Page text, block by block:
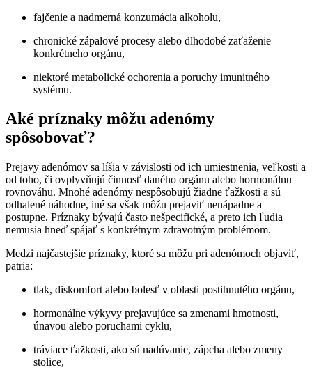
fajčenie a nadmerná konzumácia alkoholu,
chronické zápalové procesy alebo dlhodobé zaťaženie
konkrétneho orgánu,
niektoré metabolické ochorenia a poruchy imunitného
systému.
Aké príznaky môžu adenómy
spôsobovať?
Prejavy adenómov sa líšia v závislosti od ich umiestnenia, veľkosti a
od toho, či ovplyvňujú činnosť daného orgánu alebo hormonálnu
rovnováhu. Mnohé adenómy nespôsobujú žiadne ťažkosti a sú
odhalené náhodne, iné sa však môžu prejaviť nenápadne a
postupne. Príznaky bývajú často nešpecifické, a preto ich ľudia
nemusia hneď spájať s konkrétnym zdravotným problémom.
Medzi najčastejšie príznaky, ktoré sa môžu pri adenómoch objaviť,
patria:
tlak, diskomfort alebo bolesť v oblasti postihnutého orgánu,
hormonálne výkyvy prejavujúce sa zmenami hmotnosti,
únavou alebo poruchami cyklu,
tráviace ťažkosti, ako sú nadúvanie, zápcha alebo zmeny
stolice,